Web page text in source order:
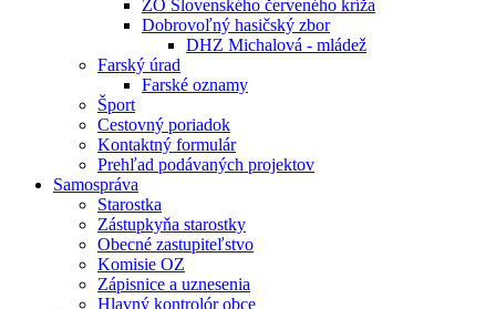
ZO Slovenského červeného kríža
Dobrovoľný hasičský zbor
DHZ Michalová - mládež
Farský úrad
Farské oznamy
Šport
Cestovný poriadok
Kontaktný formulár
Prehľad podávaných projektov
Samospráva
Starostka
Zástupkyňa starostky
Obecné zastupiteľstvo
Komisie OZ
Zápisnice a uznesenia
Hlavný kontrolór obce